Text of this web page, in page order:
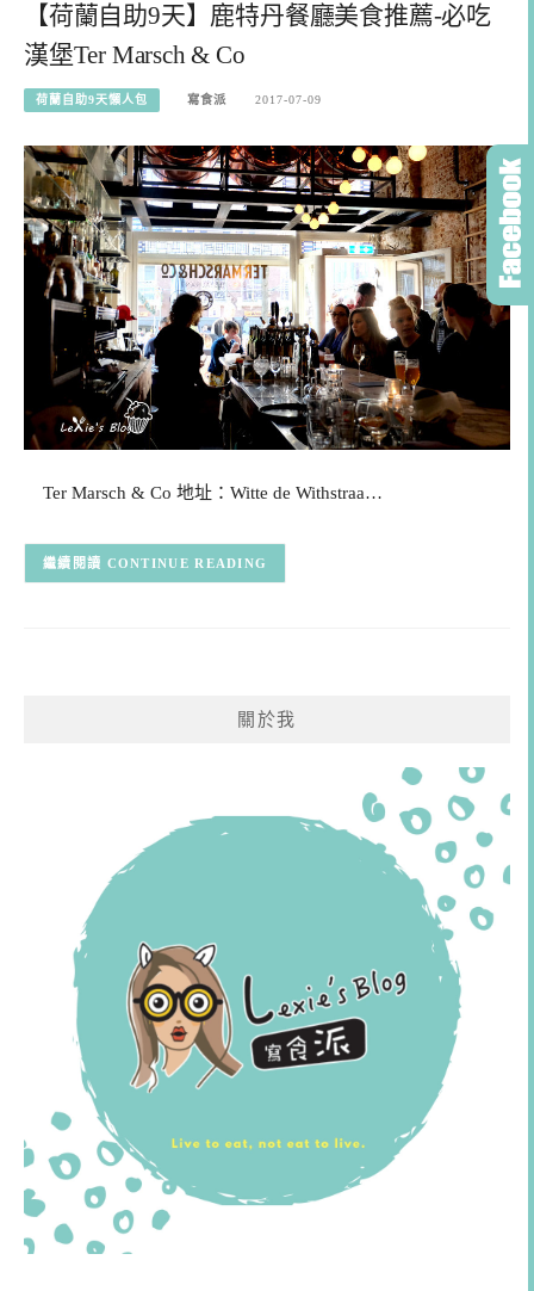
【荷蘭自助9天】鹿特丹餐廳美食推薦-必吃
漢堡Ter Marsch & Co
荷蘭自助9天懶人包 寫食派 2017-07-09
Ter Marsch & Co 地址：Witte de Withstraa…
CONTINUE READING
關於我